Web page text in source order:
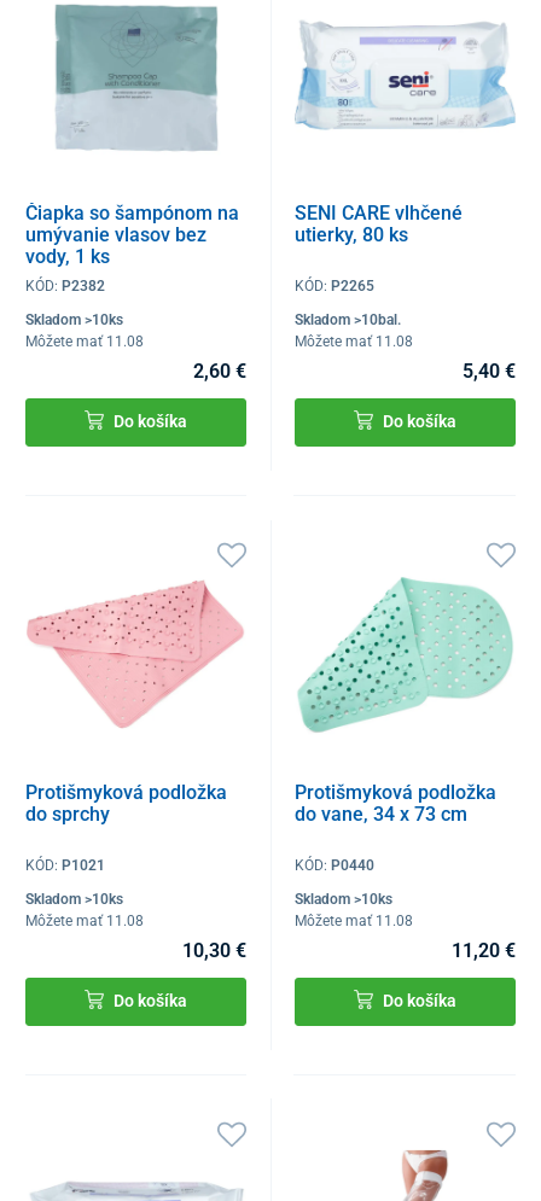
Čiapka so šampónom na
umývanie vlasov bez
vody, 1 ks
KÓD: P2382
Skladom >10ks
Môžete mať 11.08
2,60 €
Do košíka
SENI CARE vlhčené
utierky, 80 ks
KÓD:P2265
Skladom >10bal.
Môžete mať 11.08
5,40 €
Do košíka
Protišmyková podložka
do sprchy
KÓD: P1021
Skladom >10ks
Môžete mať 11.08
10,30 €
Do košíka
Protišmyková podložka
do vane, 34 x 73 cm
KÓD:P0440
Skladom >10ks
Môžete mať 11.08
11,20 €
Do košíka